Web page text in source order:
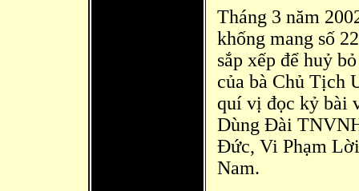
Tháng 3 năm
khống mang số
sắp xếp để huỷ
của bà Chủ Tịch
quí vị đọc kỷ bài
Dùng Đài
Đức, Vi Phạm
Nam.